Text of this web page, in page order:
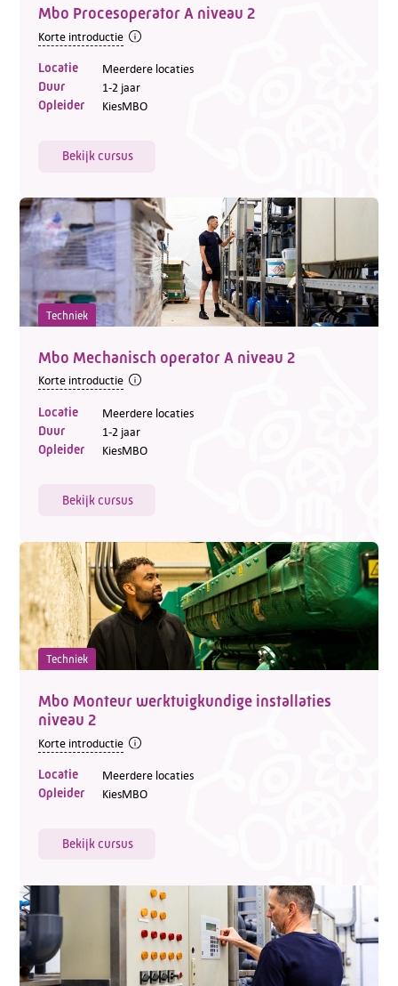
Mbo Procesoperator A niveau 2
Korte introductie
Locatie Meerdere locaties
Duur 1-2 jaar
Opleider KiesMBO
Bekijk cursus
Techniek
Mbo Mechanisch operator A niveau 2
Korte introductie
Locatie Meerdere locaties
Duur 1-2 jaar
Opleider KiesMBO
Bekijk cursus
Techniek
Mbo Monteur werktuigkundige installaties
niveau 2
Korte introductie
Locatie Meerdere locaties
Opleider KiesMBO
Bekijk cursus